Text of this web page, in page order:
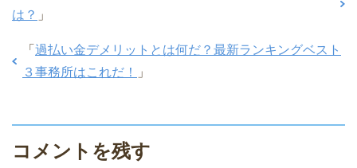
は？ 」
「 過払い金デメリットとは何だ？最新ランキングベスト
３事務所はこれだ！
」
コメントを残す